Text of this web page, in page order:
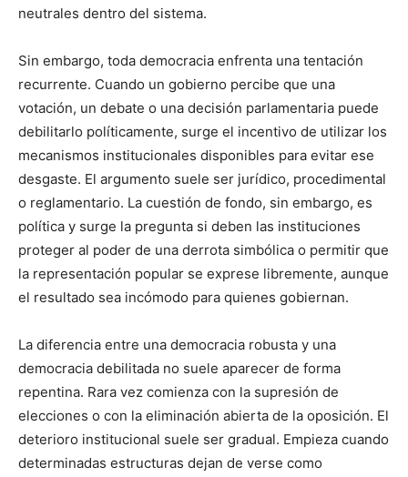
neutrales dentro del sistema.
Sin embargo, toda democracia enfrenta una tentación
recurrente. Cuando un gobierno percibe que una
votación, un debate o una decisión parlamentaria puede
debilitarlo políticamente, surge el incentivo de utilizar los
mecanismos institucionales disponibles para evitar ese
desgaste. El argumento suele ser jurídico, procedimental
o reglamentario. La cuestión de fondo, sin embargo, es
política y surge la pregunta si deben las instituciones
proteger al poder de una derrota simbólica o permitir que
la representación popular se exprese libremente, aunque
el resultado sea incómodo para quienes gobiernan.
La diferencia entre una democracia robusta y una
democracia debilitada no suele aparecer de forma
repentina. Rara vez comienza con la supresión de
elecciones o con la eliminación abierta de la oposición. El
deterioro institucional suele ser gradual. Empieza cuando
determinadas estructuras dejan de verse como